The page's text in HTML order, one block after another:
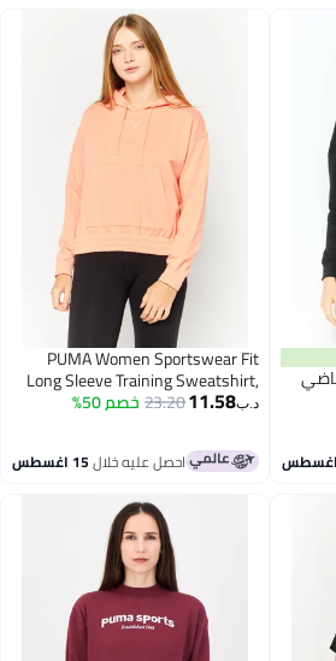
PUMA Women Sportswear Fit
Long Sleeve Training Sweatshirt,
11.58
23.20خصم 50%
احصل عليه خلال15 اغسطس